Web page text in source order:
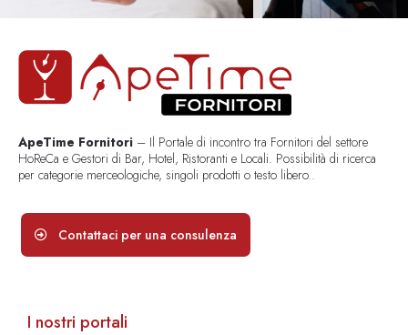
ApeTime Fornitori – Il Portale di incontro tra Fornitori del settore
HoReCa e Gestori di Bar, Hotel, Ristoranti e Locali. Possibilità di ricerca
per categorie merceologiche, singoli prodotti o testo libero..
Contattaci per una consulenza
I nostri portali